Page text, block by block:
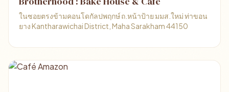
ในซอยตรงข้ามคอนโดกัลปพฤกษ์ ถ.หน้าป้าย มมส.ใหม่ ท่าขอน
ยาง Kantharawichai District, Maha Sarakham 44150